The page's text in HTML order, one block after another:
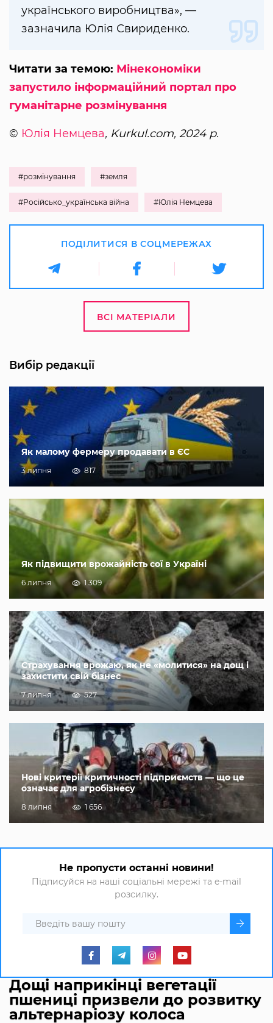
українського виробництва», —
зазначила Юлія Свириденко.
Читати за темою: Мінекономіки
запустило інформаційний портал про
гуманітарне розмінування
© Юлія Немцева, Kurkul.com, 2024 р.
#розмінування #земля
#Російсько_українська війна #Юлія Немцева
ПОДІЛИТИСЯ В СОЦМЕРЕЖАХ
ВСІ МАТЕРІАЛИ
Вибір редакції
Як малому фермеру продавати в ЄС
3 липня 817
Як підвищити врожайність сої в Україні
6 липня 1 309
Страхування врожаю, як не «молитися» на дощ і
захистити свій бізнес
7 липня 527
Нові критерії критичності підприємств — що це
означає для агробізнесу
8 липня 1 656
Не пропусти останні новини!
Підписуйся на наші соціальні мережі та e-mail
розсилку.
Дощі наприкінці вегетації
пшениці призвели до розвитку
альтернаріозу колоса